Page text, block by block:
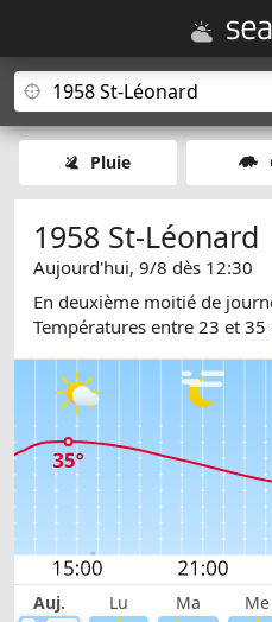
Pluie
1958 St-Léonard
Aujourd'hui, 9/8 dès 12:30
En deuxième moitié de
Températures entre 23 et 35
Auj. Lu Ma Me